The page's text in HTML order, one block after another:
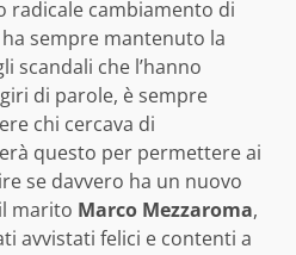
radicale cambiamento di
sempre mantenuto la
scandali che l’hanno
di parole, è sempre
chi cercava di
questo per permettere ai
se davvero ha un nuovo
marito Marco Mezzaroma,
avvistati felici e contenti a